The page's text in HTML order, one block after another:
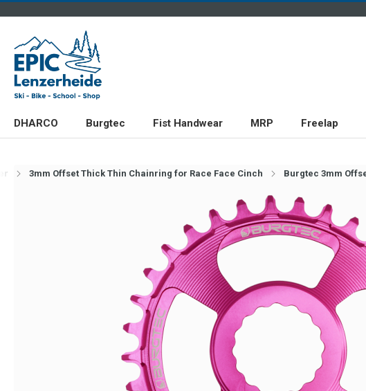
DHARCO Burgtec Fist Handwear MRP Freelap
3mm Offset Thick Thin Chainring for Race Face Cinch Burgtec 3mm